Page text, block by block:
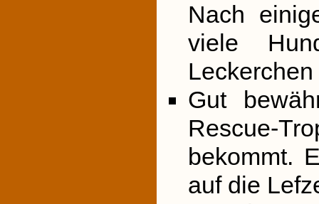
Nach
viele
Gut
Rescue-
bekommt.
auf die